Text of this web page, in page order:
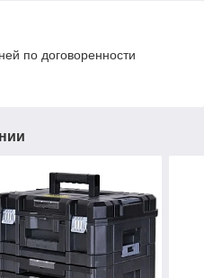
по договоренности